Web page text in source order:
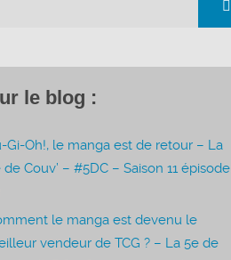
le blog :
Gi-Oh!, le manga est de retour – La
de Couv’ – #5DC – Saison 11 épisode
le manga est devenu le
vendeur de TCG ? – La 5e de